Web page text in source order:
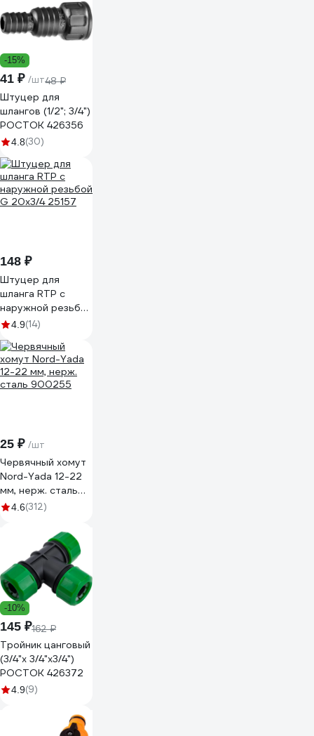
-15%
41 ₽ /шт48 ₽
Штуцер для
шлангов (1/2"; 3/4")
РОСТОК 426356
4.8(30)
148 ₽
Штуцер для
шланга RTP с
наружной резьбой
G 20х3/4 25157
4.9(14)
25 ₽ /шт
Червячный хомут
Nord-Yada 12-22
мм, нерж. сталь
900255
4.6(312)
-10%
145 ₽162 ₽
Тройник цанговый
(3/4"х 3/4"х3/4")
РОСТОК 426372
4.9(9)